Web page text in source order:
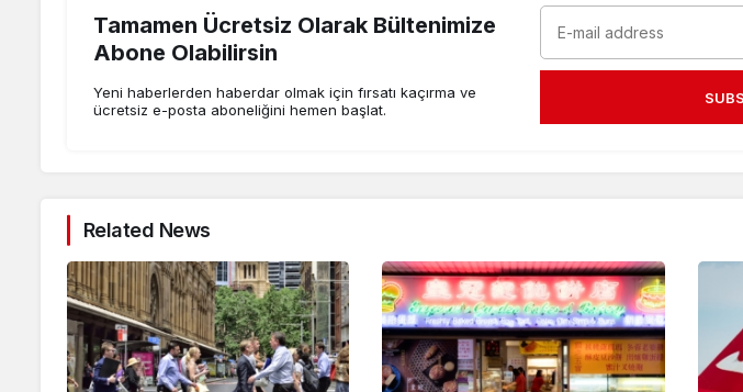
Tamamen Ücretsiz Olarak Bültenimize
Abone Olabilirsin
Yeni haberlerden haberdar olmak için fırsatı kaçırma ve
ücretsiz e-posta aboneliğini hemen başlat.
Related News